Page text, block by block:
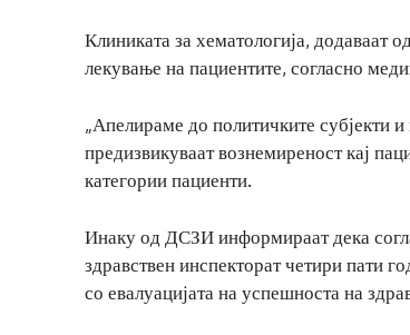
Клиниката за хематологија, додаваат
лекување на пациентите, согласно
„Апелираме до политичките
предизвикуваат вознемиреност кај
категории пациенти.
Инаку од ДСЗИ информираат дека
здравствен инспекторат четири пати
со евалуацијата на успешноста на